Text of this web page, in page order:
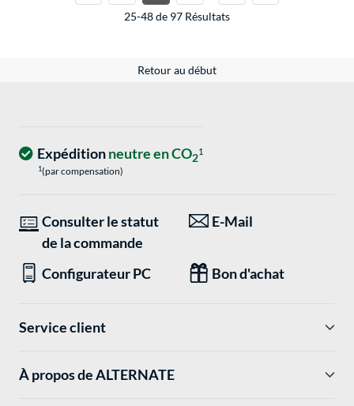
25-48 de 97 Résultats
Retour au début
Expéditionneutre en CO21
1(par compensation)
Consulter le statut
de la commande
E-Mail
Configurateur PC Bon d'achat
Service client
À propos de ALTERNATE